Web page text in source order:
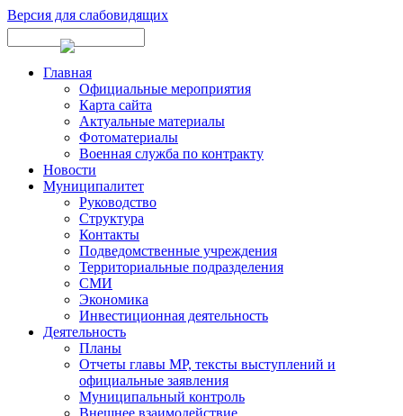
Версия для слабовидящих
Главная
Официальные мероприятия
Карта сайта
Актуальные материалы
Фотоматериалы
Военная служба по контракту
Новости
Муниципалитет
Руководство
Структура
Контакты
Подведомственные учреждения
Территориальные подразделения
СМИ
Экономика
Инвестиционная деятельность
Деятельность
Планы
Отчеты главы МР, тексты выступлений и
официальные заявления
Муниципальный контроль
Внешнее взаимодействие